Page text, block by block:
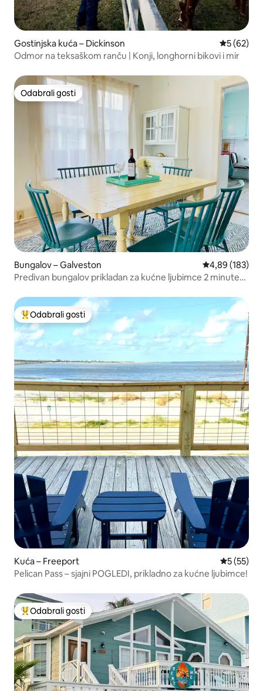
Gostinjska kuća – Dickinson Prosječna
5 (62)
Odmor na teksaškom ranču | Konji, longhorni bikovi i mir
Odabrali gosti
Odabrali gosti
Bungalov – Galveston Prosječna
4,89 (183)
Predivan bungalov prikladan za kućne ljubimce 2 minute
Među najviše rangiranima s oznakom „Odabrali gosti”
Odabrali gosti
Kuća – Freeport Prosječna
5 (55)
Pelican Pass – sjajni POGLEDI, prikladno za kućne ljubimce!
Među najviše rangiranima s oznakom „Odabrali gosti”
Odabrali gosti